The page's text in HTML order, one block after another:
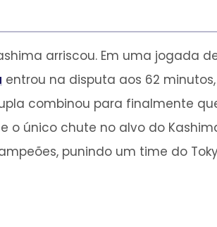
arriscou. Em uma jogada
entrou na disputa aos 62 minutos,
combinou para finalmente
o único chute no alvo do
punindo um time do